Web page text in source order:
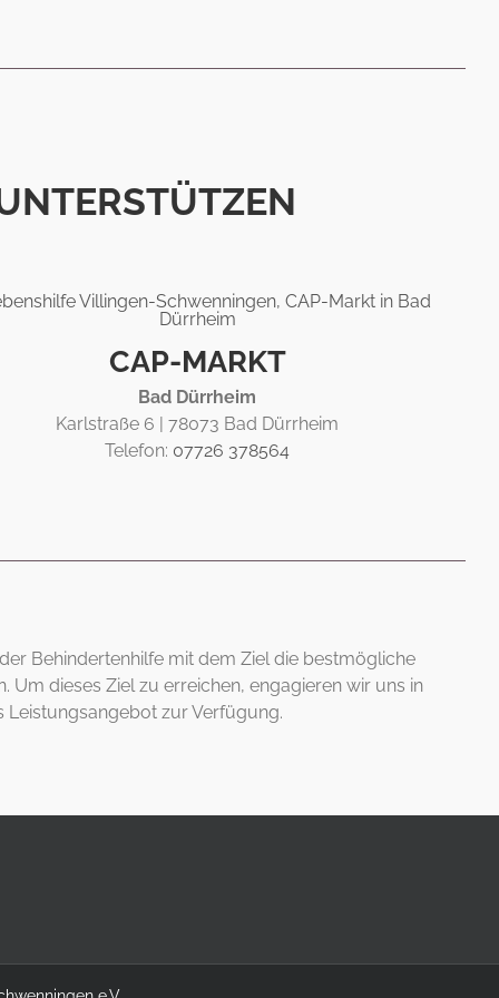
CAP-MARKT
Bad Dürrheim
Karlstraße 6 | 78073 Bad Dürrheim
Telefon: 07726 378564
Behindertenhilfe mit dem Ziel die bestmögliche
dieses Ziel zu erreichen, engagieren wir uns in
Leistungsangebot zur Verfügung.